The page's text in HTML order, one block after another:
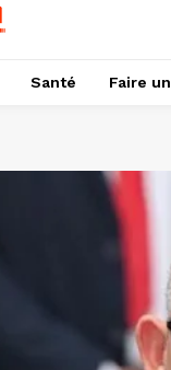
Santé Faire